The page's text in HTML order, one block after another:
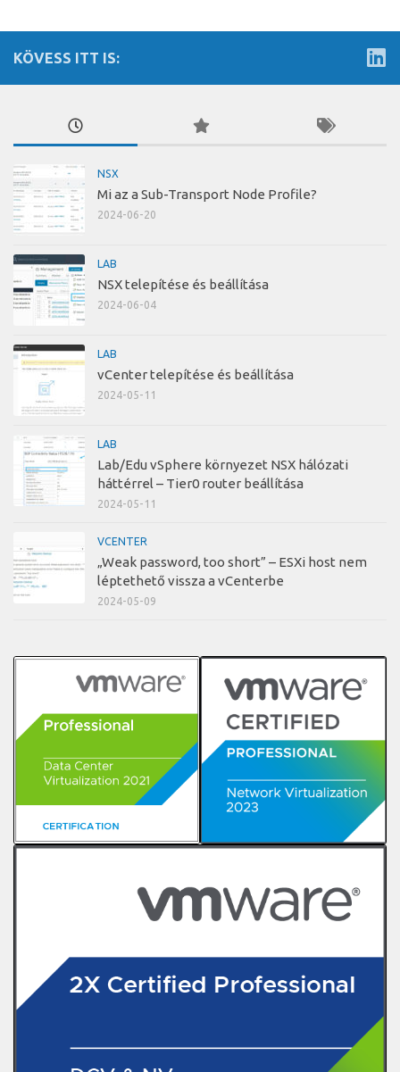
KÖVESS ITT IS:
NSX
Mi az a Sub-Transport Node Profile?
2024-06-20
LAB
NSX telepítése és beállítása
2024-06-04
LAB
vCenter telepítése és beállítása
2024-05-11
LAB
Lab/Edu vSphere környezet NSX hálózati
háttérrel – Tier0 router beállítása
2024-05-11
VCENTER
„Weak password, too short” – ESXi host nem
léptethető vissza a vCenterbe
2024-05-09